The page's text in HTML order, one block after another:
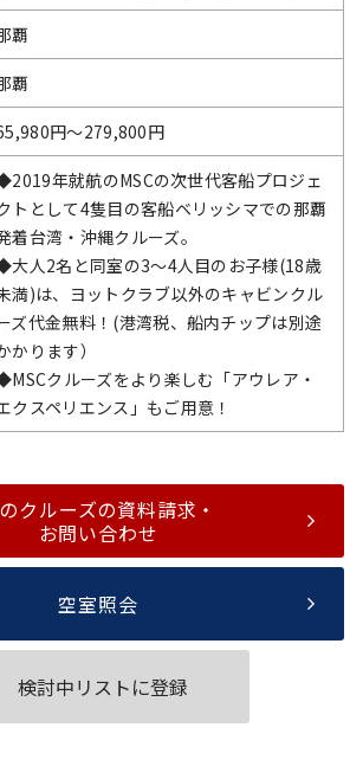
覇
覇
円〜279,800円
年就航のMSCの次世代客船プロジェ
トとして4隻目の客船ベリッシマでの那覇
着台湾・沖縄クルーズ。
大人2名と同室の3～4人目のお子様(18歳
満)は、ヨットクラブ以外のキャビンクル
ズ代金無料！(港湾税、船内チップは別途
かります）
クルーズをより楽しむ「アウレア・
クスペリエンス」もご用意！
クルーズの資料請求・
お問い合わせ
空室照会
検討中リストに登録